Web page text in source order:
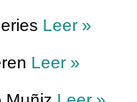
Leer »
Leer »